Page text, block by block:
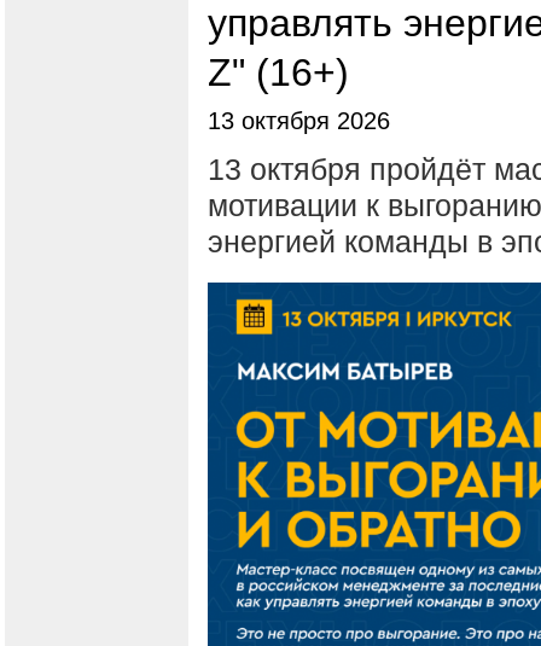
управлять
Z" (16+)
13 октября 2026
13 октября пройдёт
мотивации к
энергией команды в